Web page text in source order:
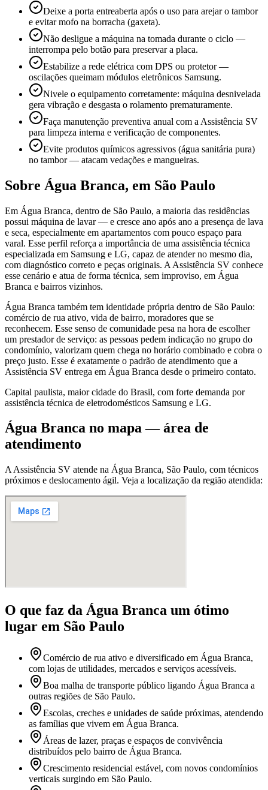
Deixe a porta entreaberta após o uso para arejar o tambor
e evitar mofo na borracha (gaxeta).
Não desligue a máquina na tomada durante o ciclo —
interrompa pelo botão para preservar a placa.
Estabilize a rede elétrica com DPS ou protetor —
oscilações queimam módulos eletrônicos Samsung.
Nivele o equipamento corretamente: máquina desnivelada
gera vibração e desgasta o rolamento prematuramente.
Faça manutenção preventiva anual com a Assistência SV
para limpeza interna e verificação de componentes.
Evite produtos químicos agressivos (água sanitária pura)
no tambor — atacam vedações e mangueiras.
Sobre Água Branca, em São Paulo
Em Água Branca, dentro de São Paulo, a maioria das residências
possui máquina de lavar — e cresce ano após ano a presença de lava
e seca, especialmente em apartamentos com pouco espaço para
varal. Esse perfil reforça a importância de uma assistência técnica
especializada em Samsung e LG, capaz de atender no mesmo dia,
com diagnóstico correto e peças originais. A Assistência SV conhece
esse cenário e atua de forma técnica, sem improviso, em Água
Branca e bairros vizinhos.
Água Branca também tem identidade própria dentro de São Paulo:
comércio de rua ativo, vida de bairro, moradores que se
reconhecem. Esse senso de comunidade pesa na hora de escolher
um prestador de serviço: as pessoas pedem indicação no grupo do
condomínio, valorizam quem chega no horário combinado e cobra o
preço justo. Esse é exatamente o padrão de atendimento que a
Assistência SV entrega em Água Branca desde o primeiro contato.
Capital paulista, maior cidade do Brasil, com forte demanda por
assistência técnica de eletrodomésticos Samsung e LG.
Água Branca no mapa — área de
atendimento
A Assistência SV atende na Água Branca, São Paulo, com técnicos
próximos e deslocamento ágil. Veja a localização da região atendida:
O que faz da Água Branca um ótimo
lugar em São Paulo
Comércio de rua ativo e diversificado em Água Branca,
com lojas de utilidades, mercados e serviços acessíveis.
Boa malha de transporte público ligando Água Branca a
outras regiões de São Paulo.
Escolas, creches e unidades de saúde próximas, atendendo
as famílias que vivem em Água Branca.
Áreas de lazer, praças e espaços de convivência
distribuídos pelo bairro de Água Branca.
Crescimento residencial estável, com novos condomínios
verticais surgindo em São Paulo.